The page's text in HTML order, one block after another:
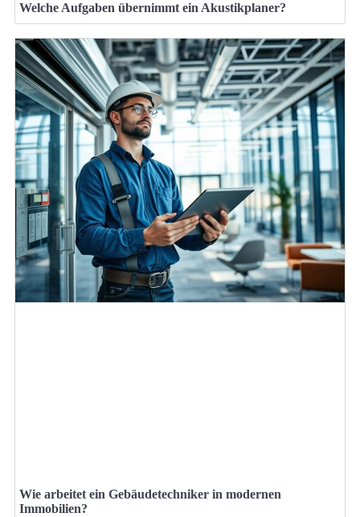
Welche Aufgaben übernimmt ein Akustikplaner?
Wie arbeitet ein Gebäudetechniker in modernen
Immobilien?